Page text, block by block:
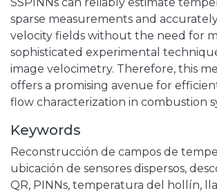
sparse measurements and
velocity fields without the need for
sophisticated experimental
image velocimetry. Therefore, this
offers a promising avenue for
flow characterization in combustion
Keywords
Reconstrucción de campos de
ubicación de sensores dispersos,
QR, PINNs, temperatura del hollín,